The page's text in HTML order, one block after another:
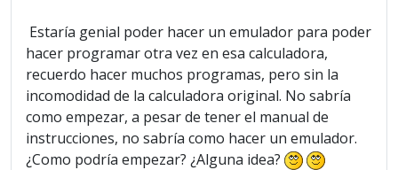
Estaría genial poder hacer un emulador para poder
hacer programar otra vez en esa calculadora,
recuerdo hacer muchos programas, pero sin la
incomodidad de la calculadora original. No sabría
como empezar, a pesar de tener el manual de
instrucciones, no sabría como hacer un emulador.
¿Como podría empezar? ¿Alguna idea?